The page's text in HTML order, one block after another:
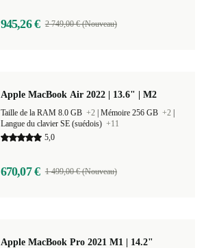
945,26 € 2 749,00 € (Nouveau)
Apple MacBook Air 2022 | 13.6" | M2
Taille de la RAM 8.0 GB +2 Mémoire 256 GB +2
Langue du clavier SE (suédois) +11
5,0
670,07 € 1 499,00 € (Nouveau)
Apple MacBook Pro 2021 M1 | 14.2"